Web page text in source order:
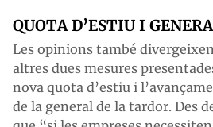
QUOTA D’ESTIU I
Les opinions també
altres dues mesures
nova quota d’estiu i
de la general de la tardor. Des